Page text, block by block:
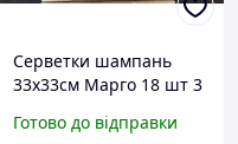
Серветки шампань
33х33см Марго 18 шт 3
Готово до відправки